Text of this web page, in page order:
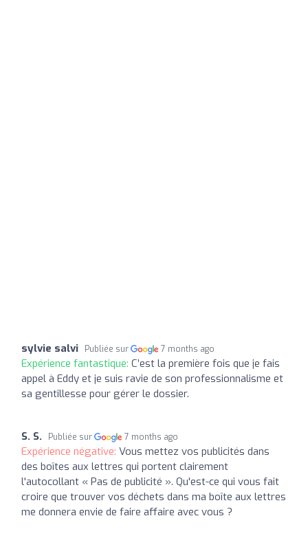
sylvie salvi Publiée sur 7 months ago
Expérience fantastique: C’est la première fois que je fais
appel à Eddy et je suis ravie de son professionnalisme et
sa gentillesse pour gérer le dossier.
S. S. Publiée sur 7 months ago
Expérience négative: Vous mettez vos publicités dans
des boîtes aux lettres qui portent clairement
l'autocollant « Pas de publicité ». Qu'est-ce qui vous fait
croire que trouver vos déchets dans ma boîte aux lettres
me donnera envie de faire affaire avec vous ?